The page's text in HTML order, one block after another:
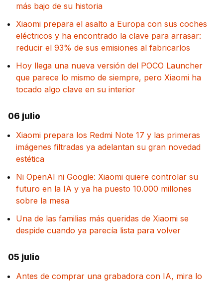
más bajo de su historia
Xiaomi prepara el asalto a Europa con sus coches
eléctricos y ha encontrado la clave para arrasar:
reducir el 93% de sus emisiones al fabricarlos
Hoy llega una nueva versión del POCO Launcher
que parece lo mismo de siempre, pero Xiaomi ha
tocado algo clave en su interior
06 julio
Xiaomi prepara los Redmi Note 17 y las primeras
imágenes filtradas ya adelantan su gran novedad
estética
Ni OpenAI ni Google: Xiaomi quiere controlar su
futuro en la IA y ya ha puesto 10.000 millones
sobre la mesa
Una de las familias más queridas de Xiaomi se
despide cuando ya parecía lista para volver
05 julio
Antes de comprar una grabadora con IA, mira lo